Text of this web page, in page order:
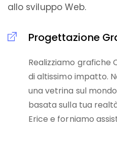
allo sviluppo Web.
Progettazione
Realizziamo grafiche
di altissimo impatto.
una vetrina sul
basata sulla tua
Erice e forniamo